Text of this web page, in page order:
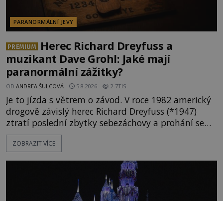
PARANORMÁLNÍ JEVY
PREMIUM
Herec Richard Dreyfuss a
muzikant Dave Grohl: Jaké mají
paranormální zážitky?
OD ANDREA ŠULCOVÁ 5.8.2026 2.7TIS
Je to jízda s větrem o závod. V roce 1982 americký
drogově závislý herec Richard Dreyfuss (*1947)
ztratí poslední zbytky sebezáchovy a prohání se
po silnicích ve svém mercedesu jako utržený ze
řetězu. Vše vyvrcholí katastrofou, když to Dreyfuss
následně nalezne schovaný kokain. Tímto
momentem se slavnému
ZOBRAZIT VÍCE